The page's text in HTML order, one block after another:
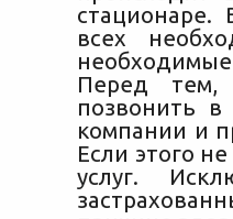
всех
Перед тем,
позвонить
компании и
Если этого
услуг.